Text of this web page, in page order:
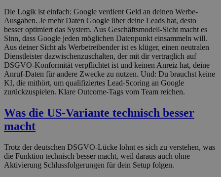
Die Logik ist einfach: Google verdient Geld an deinen Werbe-
Ausgaben. Je mehr Daten Google über deine Leads hat, desto
besser optimiert das System. Aus Geschäftsmodell-Sicht macht es
Sinn, dass Google jeden möglichen Datenpunkt einsammeln will.
Aus deiner Sicht als Werbetreibender ist es klüger, einen neutralen
Dienstleister dazwischenzuschalten, der mit dir vertraglich auf
DSGVO-Konformität verpflichtet ist und keinen Anreiz hat, deine
Anruf-Daten für andere Zwecke zu nutzen. Und: Du brauchst keine
KI, die mithört, um qualifiziertes Lead-Scoring an Google
zurückzuspielen. Klare Outcome-Tags vom Team reichen.
Was die US-Variante technisch besser
macht
Trotz der deutschen DSGVO-Lücke lohnt es sich zu verstehen, was
die Funktion technisch besser macht, weil daraus auch ohne
Aktivierung Schlussfolgerungen für dein Setup folgen.